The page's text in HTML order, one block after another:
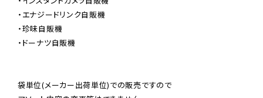
・エナジードリンク自販機
・珍味自販機
・ドーナツ自販機
袋単位(メーカー出荷単位)での販売ですので